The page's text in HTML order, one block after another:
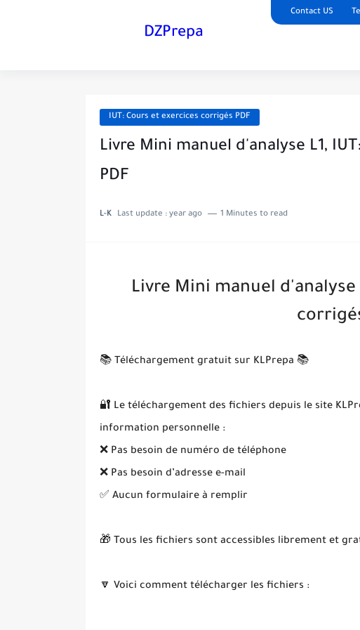
Contact US
DZPrepa
IUT: Cours et exercices corrigés PDF
Livre Mini manuel d'analyse L1,
PDF
L-K Last update : year ago 1 Minutes to read
Livre Mini manuel d'analyse
📚 Téléchargement gratuit sur KLPrepa 📚
🔐 Le téléchargement des fichiers depuis le site
information personnelle :
❌ Pas besoin de numéro de téléphone
❌ Pas besoin d’adresse e-mail
✅ Aucun formulaire à remplir
🎁 Tous les fichiers sont accessibles librement et
🔽 Voici comment télécharger les fichiers :